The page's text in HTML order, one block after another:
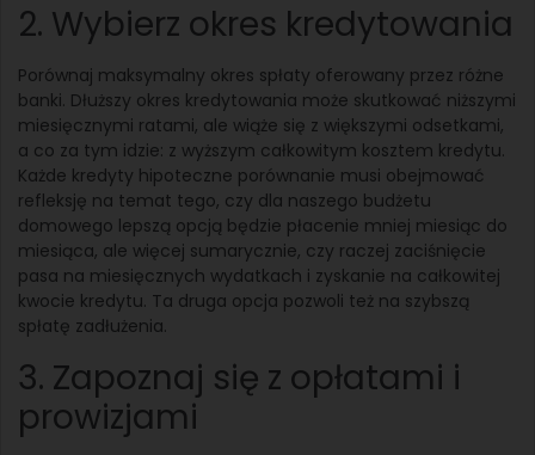
2. Wybierz okres kredytowania
Porównaj maksymalny okres spłaty oferowany przez różne
banki. Dłuższy okres kredytowania może skutkować niższymi
miesięcznymi ratami, ale wiąże się z większymi odsetkami,
a co za tym idzie: z wyższym całkowitym kosztem kredytu.
Każde kredyty hipoteczne porównanie musi obejmować
refleksję na temat tego, czy dla naszego budżetu
domowego lepszą opcją będzie płacenie mniej miesiąc do
miesiąca, ale więcej sumarycznie, czy raczej zaciśnięcie
pasa na miesięcznych wydatkach i zyskanie na całkowitej
kwocie kredytu. Ta druga opcja pozwoli też na szybszą
spłatę zadłużenia.
3. Zapoznaj się z opłatami i
prowizjami